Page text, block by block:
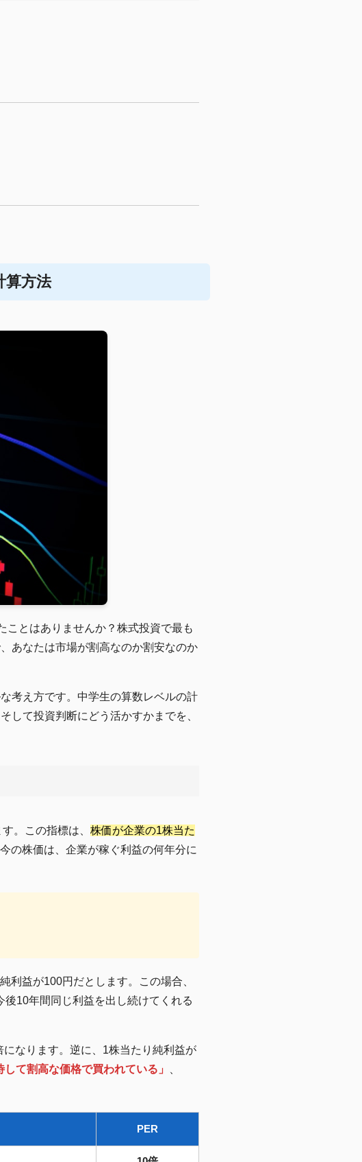
算方法
ことはありませんか？株式投資で最も
あなたは市場が割高なのか割安なのか
考え方です。中学生の算数レベルの計
して投資判断にどう活かすかまでを、
。この指標は、 株価が企業の1株当た
の株価は、企業が稼ぐ利益の何年分に
利益が100円だとします。この場合、
10年間同じ利益を出し続けてくれる
なります。逆に、1株当たり純利益が
て割高な価格で買われている」
PER